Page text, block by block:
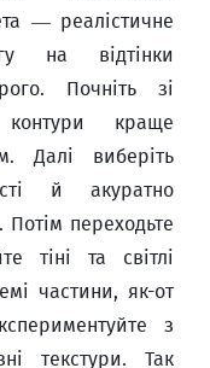
— реалістичне
на відтінки
Почніть зі
контури краще
Далі виберіть
й акуратно
переходьте
тіні та світлі
частини, як-от
з
текстури. Так